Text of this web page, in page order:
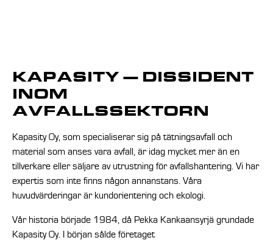
KAPASITY — DISSIDENT
INOM
AVFALLSSEKTORN
Kapasity Oy, som specialiserar sig på tätningsavfall och
material som anses vara avfall, är idag mycket mer än en
tillverkare eller säljare av utrustning för avfallshantering. Vi har
expertis som inte finns någon annanstans. Våra
huvudvärderingar är kundorientering och ekologi.
Vår historia började 1984, då Pekka Kankaansyrjä grundade
Kapasity Oy. I början sålde företaget